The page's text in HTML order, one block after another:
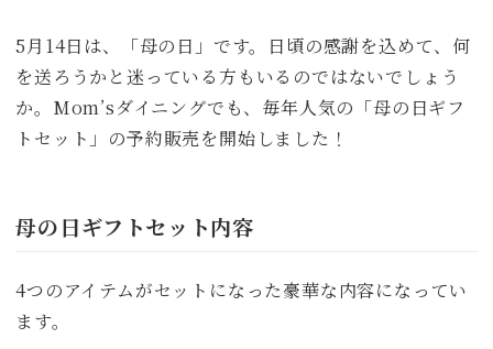
5月14日は、「母の日」です。日頃の感謝を込めて、何
を送ろうかと迷っている方もいるのではないでしょう
か。Mom’sダイニングでも、毎年人気の「母の日ギフ
トセット」の予約販売を開始しました！
母の日ギフトセット内容
4つのアイテムがセットになった豪華な内容になってい
ます。